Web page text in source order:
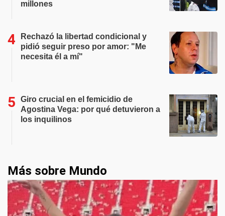
millones
Rechazó la libertad condicional y
pidió seguir preso por amor: "Me
necesita él a mí"
Giro crucial en el femicidio de
Agostina Vega: por qué detuvieron a
los inquilinos
Más sobre Mundo